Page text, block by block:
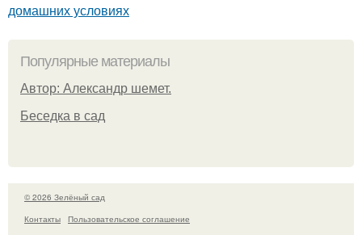
домашних условиях
Популярные материалы
Автор: Александр шемет.
Беседка в сад
© 2026 Зелёный сад
Контакты
Пользовательское соглашение